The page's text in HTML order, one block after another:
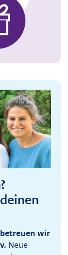
wir
Neue